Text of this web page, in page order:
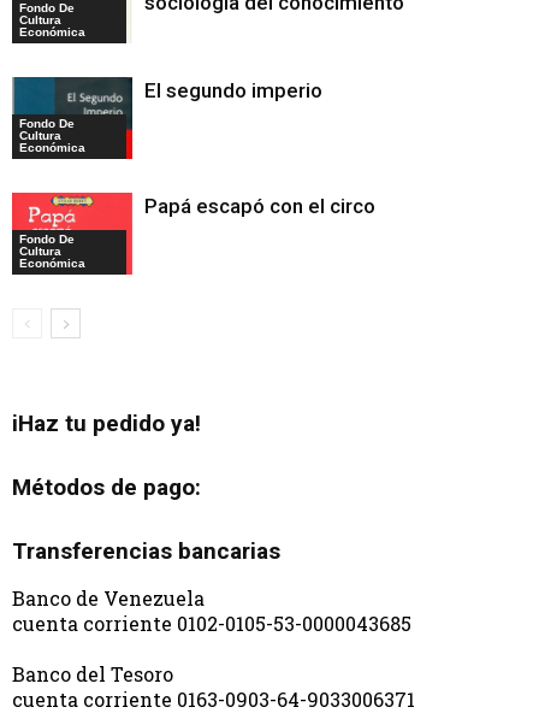
Fondo De
Cultura
Económica
Fondo De
Cultura
Económica
El segundo imperio
Fondo De
Cultura
Económica
Papá escapó con el circo
iHaz tu pedido ya!
Métodos de pago:
Transferencias bancarias
Banco de Venezuela
cuenta corriente 0102-0105-53-0000043685
Banco del Tesoro
cuenta corriente 0163-0903-64-9033006371